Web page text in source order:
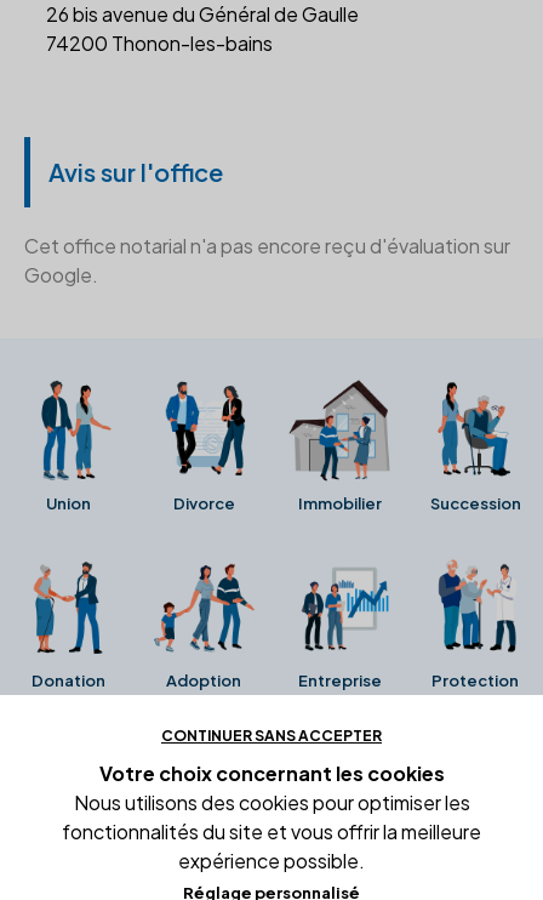
26 bis avenue du Général de Gaulle
74200 Thonon-les-bains
Avis sur l'office
Cet office notarial n'a pas encore reçu d'évaluation sur
Google.
Union Divorce Immobilier Succession
Donation Adoption Entreprise Protection
Ces avis proviennent directement de la fiche Google
Business de l'office notarial. Ils n'ont ni été collectés ni
été vérifiés par Alexia.fr.
CONTINUER SANS ACCEPTER
Votre choix concernant les cookies
Nous utilisons des cookies pour optimiser les
fonctionnalités du site et vous offrir la meilleure
expérience possible.
Réglage personnalisé